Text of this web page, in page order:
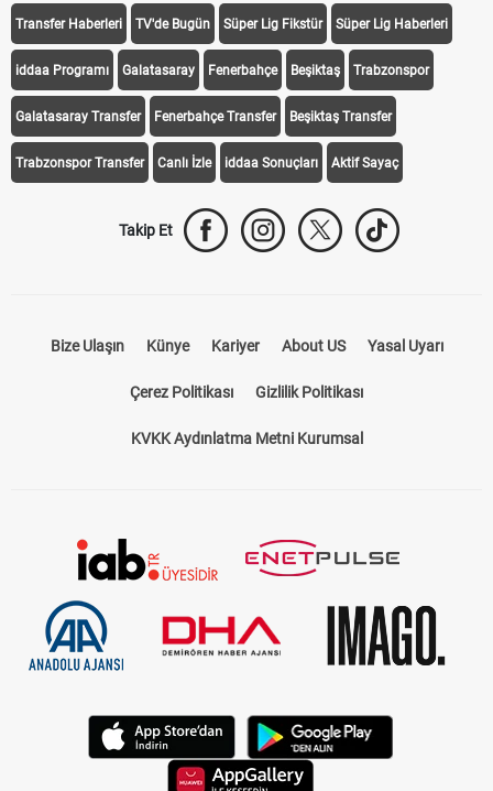
Transfer Haberleri TV'de Bugün Süper Lig Fikstür Süper Lig Haberleri
iddaa Programı Galatasaray Fenerbahçe Beşiktaş Trabzonspor
Galatasaray Transfer Fenerbahçe Transfer Beşiktaş Transfer
Trabzonspor Transfer Canlı İzle iddaa Sonuçları Aktif Sayaç
Takip Et
Bize Ulaşın Künye Kariyer About US Yasal Uyarı
Çerez Politikası Gizlilik Politikası
KVKK Aydınlatma Metni Kurumsal